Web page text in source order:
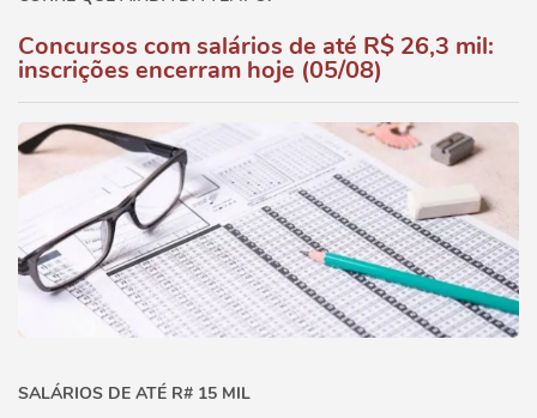
Concursos com salários de até R$ 26,3 mil:
inscrições encerram hoje (05/08)
SALÁRIOS DE ATÉ R# 15 MIL